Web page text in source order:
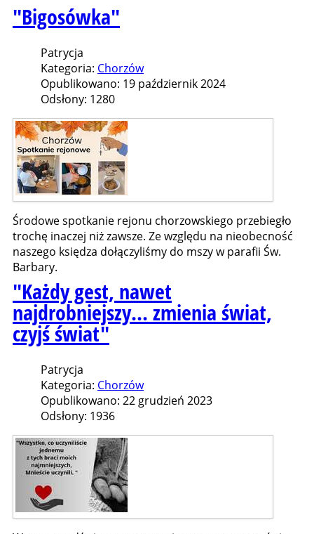
"Bigosówka"
Patrycja
Kategoria: Chorzów
Opublikowano: 19 październik 2024
Odsłony: 1280
Środowe spotkanie rejonu chorzowskiego przebiegło
trochę inaczej niż zawsze. Ze względu na nieobecność
naszego księdza dołączyliśmy do mszy w parafii Św.
Barbary.
"Każdy gest, nawet
najdrobniejszy... zmienia świat,
czyjś świat"
Patrycja
Kategoria: Chorzów
Opublikowano: 22 grudzień 2023
Odsłony: 1936